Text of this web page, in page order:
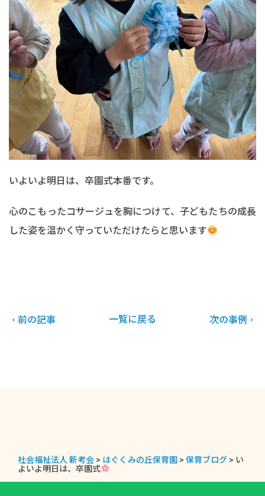
いよいよ明日は、卒園式本番です。
心のこもったコサージュを胸につけて、子どもたちの成長
した姿を温かく守っていただけたらと思います
前の記事 一覧に戻る 次の事例
社会福祉法人 新考会 > はぐくみの丘保育園 > 保育ブログ > い
よいよ明日は、卒園式